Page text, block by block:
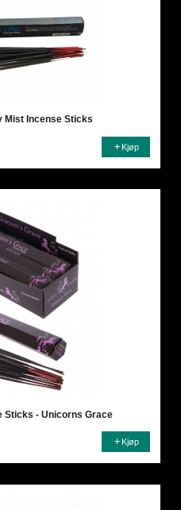
Mist Incense Sticks
Kjøp
Sticks - Unicorns Grace
Kjøp